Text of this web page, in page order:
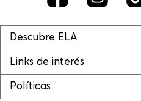
Descubre ELA
Links de interés
Políticas